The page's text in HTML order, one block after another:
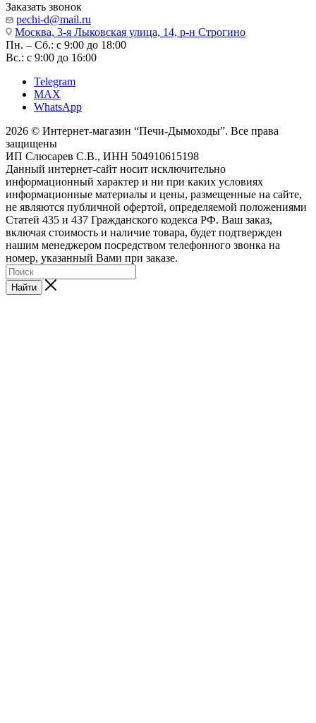
Заказать звонок
pechi-d@mail.ru
Москва, 3-я Лыковская улица, 14, р-н Строгино
Пн. – Сб.: с 9:00 до 18:00
Вс.: с 9:00 до 16:00
Telegram
MAX
WhatsApp
2026 © Интернет-магазин “Печи-Дымоходы”. Все права
защищены
ИП Слюсарев С.В., ИНН 504910615198
Данный интернет-сайт носит исключительно
информационный характер и ни при каких условиях
информационные материалы и цены, размещенные на сайте,
не являются публичной офертой, определяемой положениями
Статей 435 и 437 Гражданского кодекса РФ. Ваш заказ,
включая стоимость и наличие товара, будет подтвержден
нашим менеджером посредством телефонного звонка на
номер, указанный Вами при заказе.
Найти